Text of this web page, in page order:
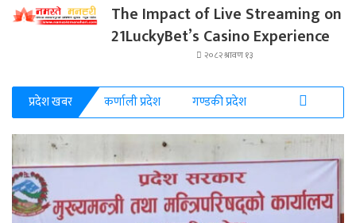
The Impact of Live Streaming on
21LuckyBet’s Casino Experience
२०८२ श्रावण १३
प्रदेश खबर कर्णाली प्रदेश गण्डकी प्रदेश